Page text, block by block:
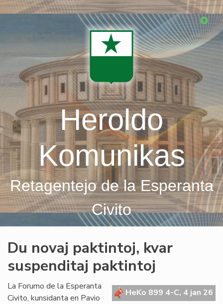
Skip
Heroldo
Komunikas
Retagentejo de la Esperanta
Civito
Du novaj paktintoj, kvar
suspenditaj paktintoj
HeKo 899 4-C, 4 jan 26
La Forumo de la Esperanta
Civito, kunsidanta en Pavio